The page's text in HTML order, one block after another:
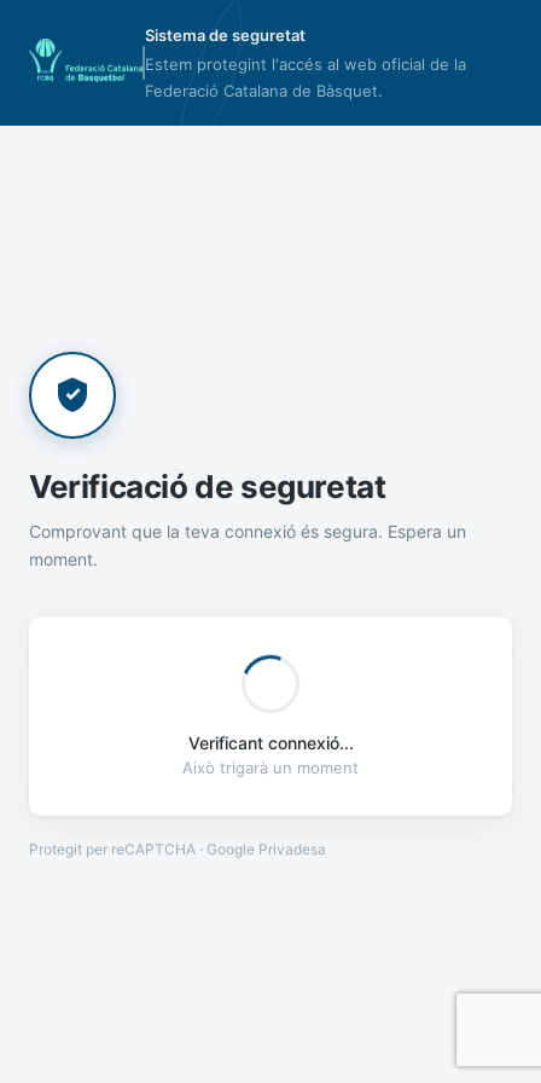
Sistema de seguretat
Estem protegint l'accés al web oficial de la
Federació Catalana de Bàsquet.
Verificació de seguretat
Comprovant que la teva connexió és segura. Espera un
moment.
Verificant connexió...
Això trigarà un moment
Protegit per reCAPTCHA · Google Privadesa